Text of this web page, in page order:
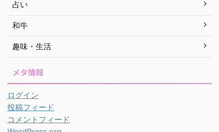
占い
和牛
趣味・生活
メタ情報
ログイン
投稿フィード
コメントフィード